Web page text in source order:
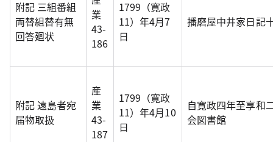
附記 三組番組
両替組替有無
回答廻状
業
43-
186
1799（寛政
11）年4月7
日
播磨屋中井家日記
附記 遠島者宛
届物取扱
産
業
43-
187
1799（寛政
11）年4月10
日
自寛政四年至享和
会図書館